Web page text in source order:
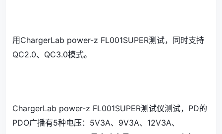
用ChargerLab power-z FL001SUPER测试，同时支持
QC2.0、QC3.0模式。
ChargerLab power-z FL001SUPER测试仪测试，PD的
PDO广播有5种电压：5V3A、9V3A、12V3A、